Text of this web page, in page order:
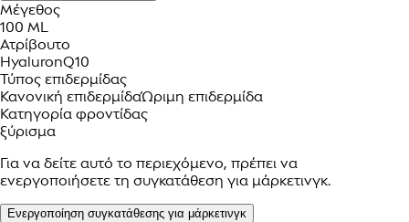
Μέγεθος
100 ML
Ατρίβουτο
HyaluronQ10
Τύπος επιδερμίδας
Κανονική επιδερμίδαΏριμη επιδερμίδα
Κατηγορία φροντίδας
ξύρισμα
Για να δείτε αυτό το περιεχόμενο, πρέπει να
ενεργοποιήσετε τη συγκατάθεση για μάρκετινγκ.
Ενεργοποίηση συγκατάθεσης για μάρκετινγκ